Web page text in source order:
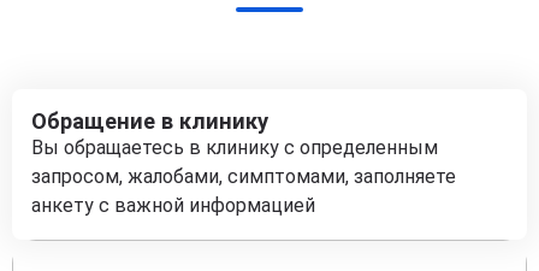
Обращение в клинику
Вы обращаетесь в клинику с определенным
запросом, жалобами, симптомами, заполняете
анкету с важной информацией